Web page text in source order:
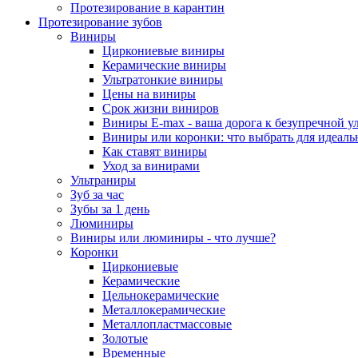
Протезирование в карантин
Протезирование зубов
Виниры
Циркониевые виниры
Керамические виниры
Ультратонкие виниры
Цены на виниры
Срок жизни виниров
Виниры E-max - ваша дорога к безупречной
Виниры или коронки: что выбрать для
Как ставят виниры
Уход за винирами
Ультраниры
Зуб за час
Зубы за 1 день
Люминиры
Виниры или люминиры - что лучше?
Коронки
Циркониевые
Керамические
Цельнокерамические
Металлокерамические
Металлопластмассовые
Золотые
Временные